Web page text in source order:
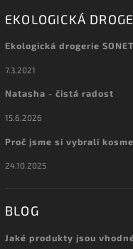
EKOLOGICKÁ
Ekologická drogerie
7.3.2021
Natasha - čistá radost
15.6.2026
Proč jsme si vybrali
24.10.2025
BLOG
Jaké produkty jsou